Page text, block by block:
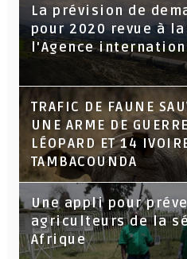
La prévision de
pour 2020 revue à
l'Agence
TRAFIC DE FAUNE
UNE ARME DE
LÉOPARD ET 14
TAMBACOUNDA
Une appli pour
agriculteurs de la
Afrique